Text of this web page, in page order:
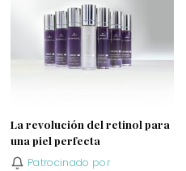
La revolución del retinol para
una piel perfecta
Patrocinado por